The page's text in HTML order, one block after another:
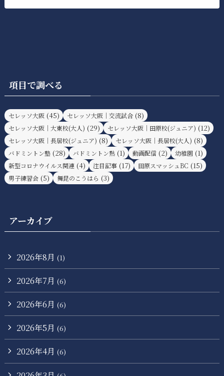
項目で調べる
セレッソ大阪 (45) セレッソ大阪｜交流試合 (8)
セレッソ大阪｜大東校(大人) (29) セレッソ大阪｜田原校(ジュニア) (12)
セレッソ大阪｜長居校(ジュニア) (8) セレッソ大阪｜長居校(大人) (8)
バドミントン塾 (28) バドミントン熟 (1) 動画配信 (2) 幼稚園 (1)
新型コロナウイルス関連 (4) 注目記事 (17) 田原スマッシュBC (15)
男子練習会 (5) 舞昆のこうはら (3)
アーカイブ
2026年8月 (1)
2026年7月 (6)
2026年6月 (6)
2026年5月 (6)
2026年4月 (6)